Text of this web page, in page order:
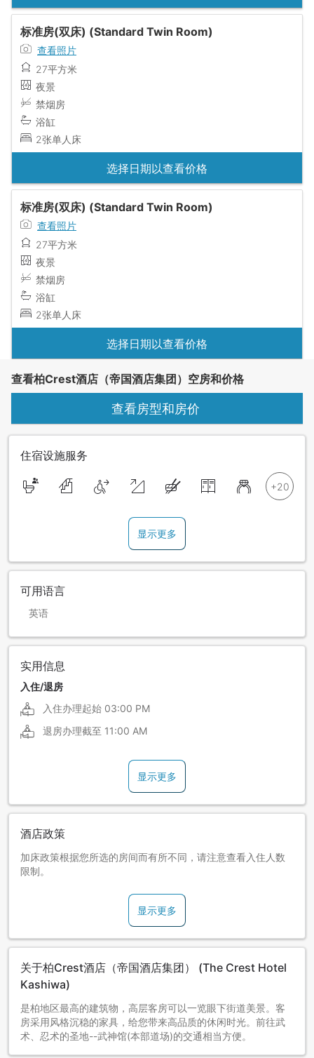
标准房(双床) (Standard Twin Room)
查看照片
27平方米
夜景
禁烟房
浴缸
2张单人床
选择日期以查看价格
标准房(双床) (Standard Twin Room)
查看照片
27平方米
夜景
禁烟房
浴缸
2张单人床
选择日期以查看价格
查看柏Crest酒店（帝国酒店集团）空房和价格
查看房型和房价
住宿设施服务
显示更多
可用语言
英语
实用信息
入住/退房
入住办理起始 03:00 PM
退房办理截至 11:00 AM
显示更多
酒店政策
加床政策根据您所选的房间而有所不同，请注意查看入住人数
限制。
显示更多
关于柏Crest酒店（帝国酒店集团） (The Crest Hotel
Kashiwa)
是柏地区最高的建筑物，高层客房可以一览眼下街道美景。客
房采用风格沉稳的家具，给您带来高品质的休闲时光。前往武
术、忍术的圣地--武神馆(本部道场)的交通相当方便。